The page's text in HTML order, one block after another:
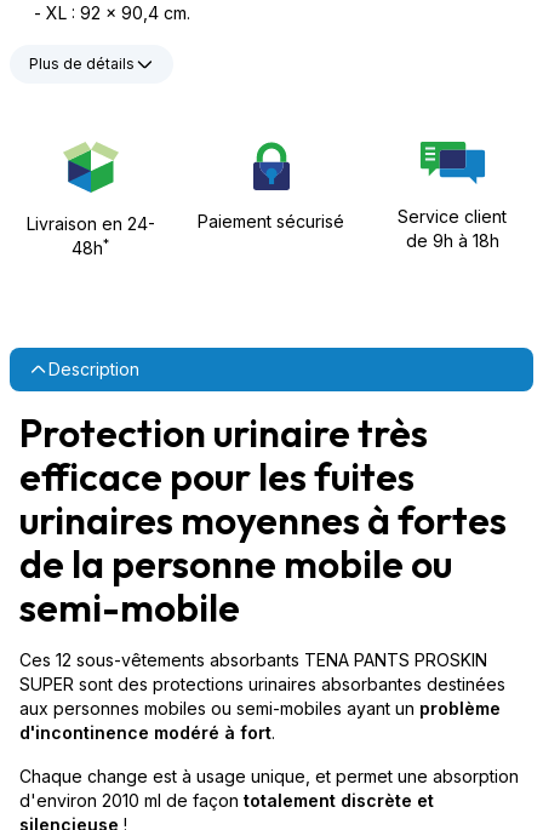
- XL : 92 x 90,4 cm.
Plus de détails
Livraison en 24-
48h*
Paiement sécurisé
Service client
de 9h à 18h
Description
Protection urinaire très
efficace pour les fuites
urinaires moyennes à fortes
de la personne mobile ou
semi-mobile
Ces 12 sous-vêtements absorbants TENA PANTS PROSKIN
SUPER sont des protections urinaires absorbantes destinées
aux personnes mobiles ou semi-mobiles ayant un problème
d'incontinence modéré à fort.
Chaque change est à usage unique, et permet une absorption
d'environ 2010 ml de façon totalement discrète et
silencieuse !